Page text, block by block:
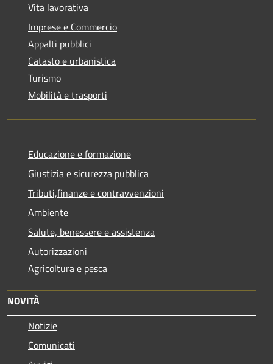
Vita lavorativa
Imprese e Commercio
Appalti pubblici
Catasto e urbanistica
Turismo
Mobilità e trasporti
Educazione e formazione
Giustizia e sicurezza pubblica
Tributi,finanze e contravvenzioni
Ambiente
Salute, benessere e assistenza
Autorizzazioni
Agricoltura e pesca
NOVITÀ
Notizie
Comunicati